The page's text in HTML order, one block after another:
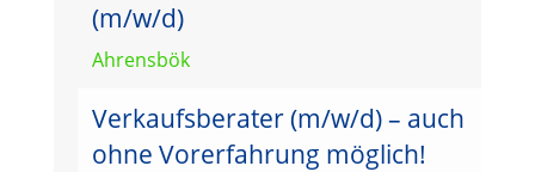
(m/w/d)
Ahrensbök
Verkaufsberater (m/w/d) – auch
ohne Vorerfahrung möglich!